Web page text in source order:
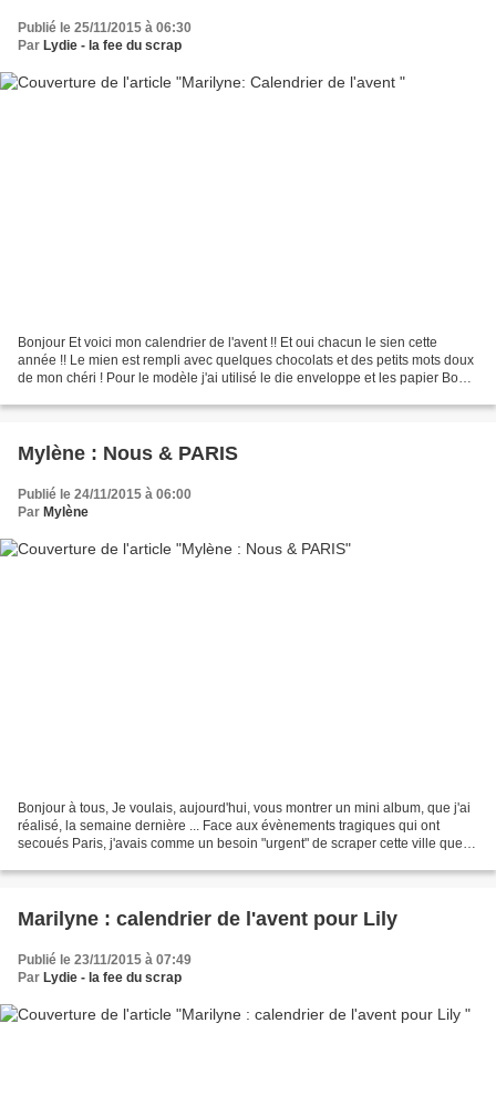
Publié le 25/11/2015 à 06:30
Par Lydie - la fee du scrap
Bonjour Et voici mon calendrier de l'avent !! Et oui chacun le sien cette
année !! Le mien est rempli avec quelques chocolats et des petits mots doux
de mon chéri ! Pour le modèle j'ai utilisé le die enveloppe et les papier Bo
Mylène : Nous & PARIS
Publié le 24/11/2015 à 06:00
Par Mylène
Bonjour à tous, Je voulais, aujourd'hui, vous montrer un mini album, que j'ai
réalisé, la semaine dernière ... Face aux évènements tragiques qui ont
secoués Paris, j'avais comme un besoin "urgent" de scraper cette ville que
Marilyne : calendrier de l'avent pour Lily
Publié le 23/11/2015 à 07:49
Par Lydie - la fee du scrap